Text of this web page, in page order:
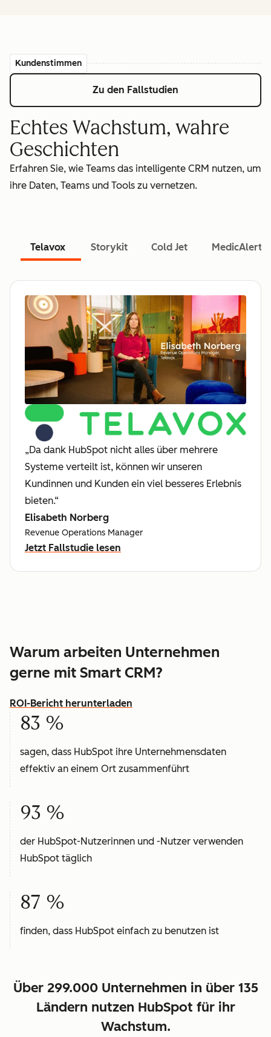
Kundenstimmen
Zu den Fallstudien
Echtes Wachstum, wahre
Geschichten
Erfahren Sie, wie Teams das intelligente CRM nutzen, um
ihre Daten, Teams und Tools zu vernetzen.
Telavox Storykit Cold Jet MedicAlert
„Da dank HubSpot nicht alles über mehrere
Systeme verteilt ist, können wir unseren
Kundinnen und Kunden ein viel besseres Erlebnis
bieten.“
Elisabeth Norberg
Revenue Operations Manager
Jetzt Fallstudie lesen
Warum arbeiten Unternehmen
gerne mit Smart CRM?
ROI-Bericht herunterladen
83 %
sagen, dass HubSpot ihre Unternehmensdaten
effektiv an einem Ort zusammenführt
93 %
der HubSpot-Nutzerinnen und -Nutzer verwenden
HubSpot täglich
87 %
finden, dass HubSpot einfach zu benutzen ist
Über 299.000 Unternehmen in über 135
Ländern nutzen HubSpot für ihr
Wachstum.